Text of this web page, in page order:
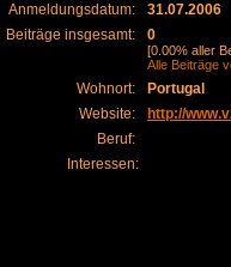
Anmeldungsdatum:
31.07.2006
Beiträge insgesamt:
0
[0.00% aller
Alle Beiträge
Wohnort:
Portugal
Website:
http://
Beruf:
Interessen: